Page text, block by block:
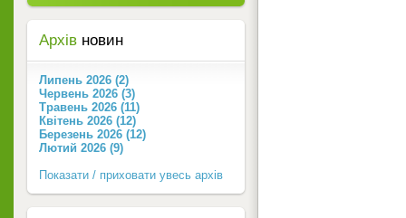
Архів новин
Липень 2026 (2)
Червень 2026 (3)
Травень 2026 (11)
Квітень 2026 (12)
Березень 2026 (12)
Лютий 2026 (9)
Показати / приховати увесь архів